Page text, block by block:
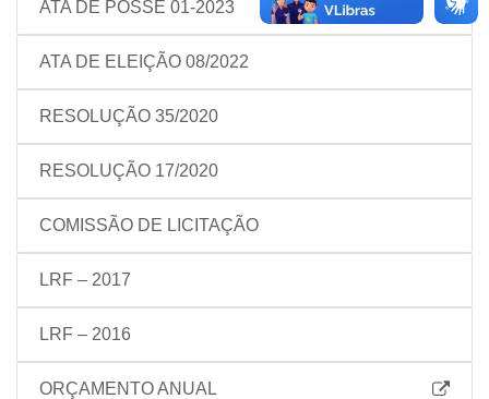
ATA DE POSSE 01-2023
ATA DE ELEIÇÃO 08/2022
RESOLUÇÃO 35/2020
RESOLUÇÃO 17/2020
COMISSÃO DE LICITAÇÃO
LRF – 2017
LRF – 2016
ORÇAMENTO ANUAL